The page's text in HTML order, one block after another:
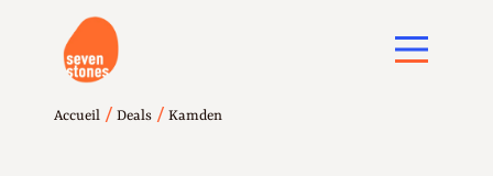
Accueil / Deals / Kamden